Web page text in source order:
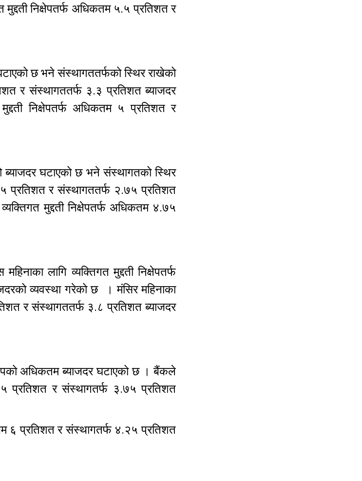
निक्षेपतर्फ अधिकतम ५.५ प्रतिशत र
छ भने संस्थागततर्फको स्थिर राखेको
र संस्थागततर्फ ३.३ प्रतिशत ब्याजदर
निक्षेपतर्फ अधिकतम ५ प्रतिशत र
ब्याजदर घटाएको छ भने संस्थागतको स्थिर
प्रतिशत र संस्थागततर्फ २.७५ प्रतिशत
मुद्दती निक्षेपतर्फ अधिकतम ४.७५
लागि व्यक्तिगत मुद्दती निक्षेपतर्फ
व्यवस्था गरेको छ । मंसिर महिनाका
र संस्थागततर्फ ३.८ प्रतिशत ब्याजदर
अधिकतम ब्याजदर घटाएको छ । बैंकले
प्रतिशत र संस्थागतर्फ ३.७५ प्रतिशत
६ प्रतिशत र संस्थागतर्फ ४.२५ प्रतिशत